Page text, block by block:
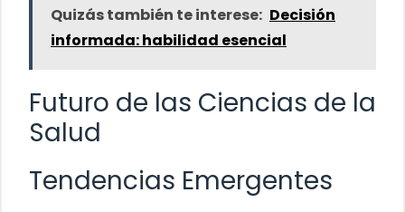
Quizás también te interese: Decisión
informada: habilidad esencial
Futuro de las Ciencias de la
Salud
Tendencias Emergentes